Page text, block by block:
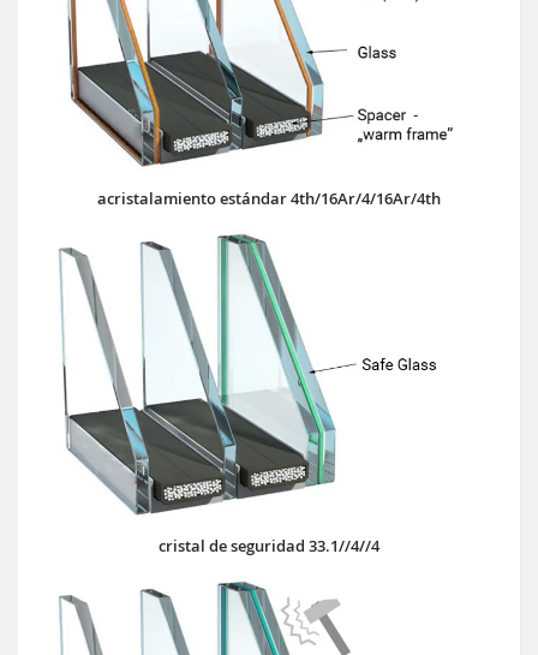
acristalamiento estándar 4th/16Ar/4/16Ar/4th
cristal de seguridad 33.1//4//4